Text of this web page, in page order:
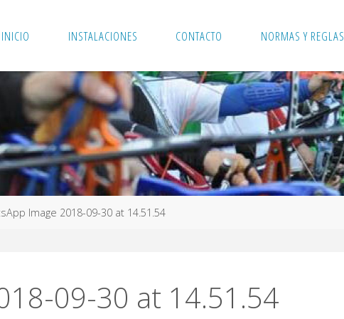
INICIO INSTALACIONES CONTACTO NORMAS Y REGLAS
Image 2018-09-30 at 14.51.54
09-30 at 14.51.54